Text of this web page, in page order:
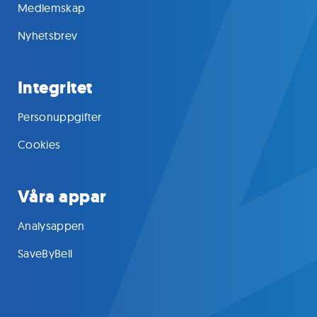
Medlemskap
Nyhetsbrev
Integritet
Personuppgifter
Cookies
Våra appar
Analysappen
SaveByBell